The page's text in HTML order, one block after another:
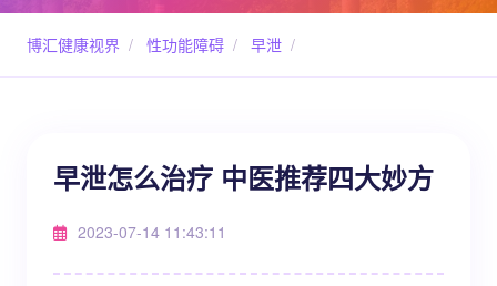
博汇健康视界 / 性功能障碍 / 早泄 /
早泄怎么治疗 中医推荐四大妙方
2023-07-14 11:43:11